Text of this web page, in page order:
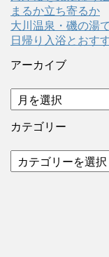
まるか立ち寄るか
大川温泉・磯の湯
日帰り入浴とおす
アーカイブ
ア
ー
カ
ブ
カテゴリー
テ